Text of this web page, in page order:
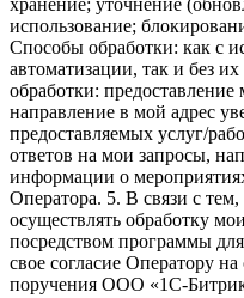
использование;
Способы обработки: как с
автоматизации, так и без
обработки: предоставление
направление в мой адрес
предоставляемых услуг/
ответов на мои запросы,
информации о
Оператора. 5. В связи с
осуществлять обработку
посредством программы
свое согласие Оператору
поручения ООО «1С-